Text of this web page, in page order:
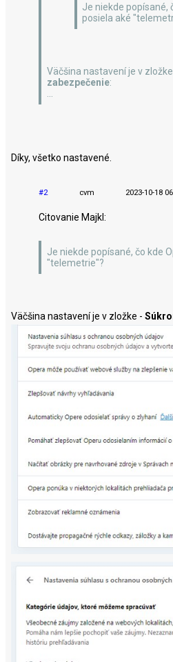
Je niekde popísané,
posiela aké
Väčšina nastavení je v
zabezpečenie:
Díky, všetko nastavené.
#2 cvm 2023-10-18
Citovanie Majkl:
Je niekde popísané, čo kde
"telemetrie"?
Väčšina nastavení je v zložke -